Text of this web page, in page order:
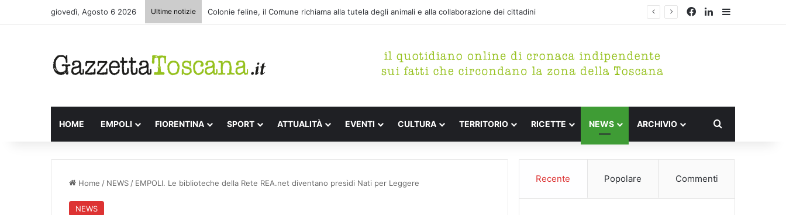
giovedì, Agosto 6 2026 Ultime notizie Colonie feline, il Comune richiama alla tutela degli animali e alla collaborazione dei cittadini Facebook
LinkedIn
HOME EMPOLI FIORENTINA SPORT ATTUALITÀ EVENTI CULTURA TERRITORIO RICETTE NEWS ARCHIVIO
Home / NEWS / EMPOLI. Le biblioteche della Rete REA.net diventano presìdi Nati per Leggere
NEWS
Recente Popolare Commenti